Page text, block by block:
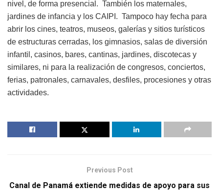
nivel, de forma presencial. También los maternales,
jardines de infancia y los CAIPI. Tampoco hay fecha para
abrir los cines, teatros, museos, galerías y sitios turísticos
de estructuras cerradas, los gimnasios, salas de diversión
infantil, casinos, bares, cantinas, jardines, discotecas y
similares, ni para la realización de congresos, conciertos,
ferias, patronales, carnavales, desfiles, procesiones y otras
actividades.
Previous Post
Canal de Panamá extiende medidas de apoyo para sus